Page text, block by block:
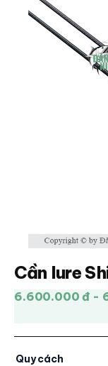
Cần lure
6.600.000 đ -
Quy cách